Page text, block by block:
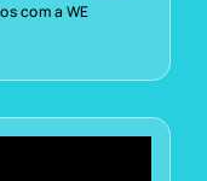
com a WE